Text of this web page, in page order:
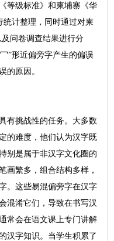
等级标准》和柬埔寨《华
统计整理，同时通过对柬
问卷调查结果进行分
”形近偏旁字产生的偏误
的原因。
有挑战性的任务。大多数
的难度，他们认为汉字既
别是属于非汉字文化圈的
画繁多，组合结构多样，
。这些易混偏旁字在汉字
混淆它们，导致在书写汉
常会在语文课上专门讲解
汉字知识。当学生积累了